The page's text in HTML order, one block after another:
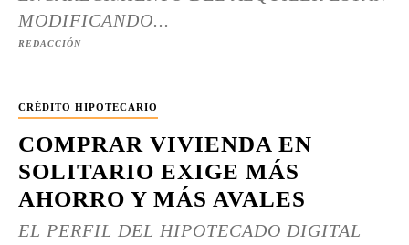
MODIFICANDO...
REDACCIÓN
CRÉDITO HIPOTECARIO
COMPRAR VIVIENDA EN
SOLITARIO EXIGE MÁS
AHORRO Y MÁS AVALES
EL PERFIL DEL HIPOTECADO DIGITAL